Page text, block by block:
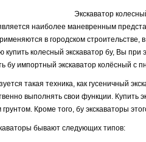
Экскаватор
наиболее маневренным
в городском
колесный экскаватор бу, Вы
бу импортный экскаватор колёсный
такая техника, как гусеничный
выполнять свои функции. Купить
Кроме того, бу экскаваторы
бывают следующих типов: